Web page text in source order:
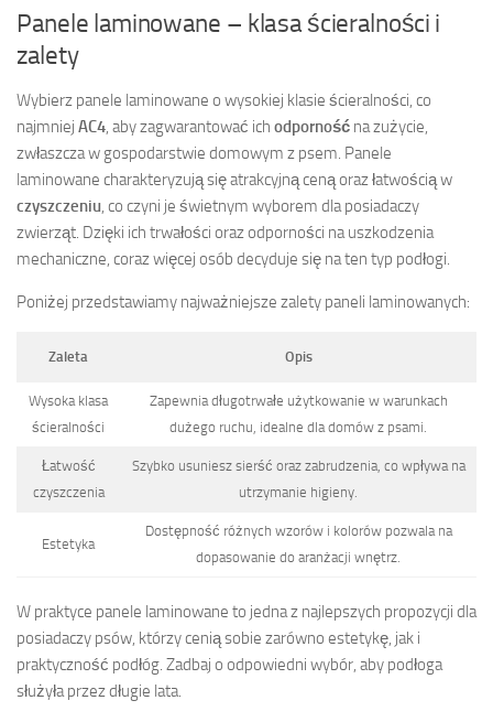
Panele laminowane – klasa ścieralności i
zalety
Wybierz panele laminowane o wysokiej klasie ścieralności, co
najmniej AC4 , aby zagwarantować ich odporność na zużycie,
zwłaszcza w gospodarstwie domowym z psem. Panele
laminowane charakteryzują się atrakcyjną ceną oraz łatwością w
czyszczeniu , co czyni je świetnym wyborem dla posiadaczy
zwierząt. Dzięki ich trwałości oraz odporności na uszkodzenia
mechaniczne, coraz więcej osób decyduje się na ten typ podłogi.
Poniżej przedstawiamy najważniejsze zalety paneli laminowanych:
Zaleta Opis
Wysoka klasa
ścieralności
Zapewnia długotrwałe użytkowanie w warunkach
dużego ruchu, idealne dla domów z psami.
Łatwość
czyszczenia
Szybko usuniesz sierść oraz zabrudzenia, co wpływa na
utrzymanie higieny.
Estetyka
Dostępność różnych wzorów i kolorów pozwala na
dopasowanie do aranżacji wnętrz.
W praktyce panele laminowane to jedna z najlepszych propozycji dla
posiadaczy psów, którzy cenią sobie zarówno estetykę, jak i
praktyczność podłóg. Zadbaj o odpowiedni wybór, aby podłoga
służyła przez długie lata.